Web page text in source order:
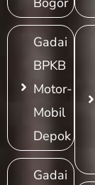
Gadai
BPKB
Motor-
Mobil
Depok
Gadai